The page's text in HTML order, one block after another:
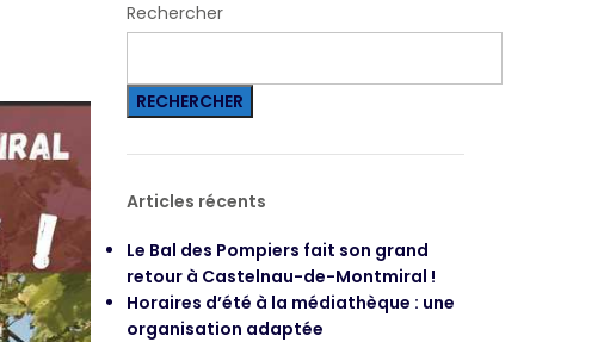
Rechercher
RECHERCHER
Articles récents
Le Bal des Pompiers fait son grand
retour à Castelnau-de-Montmiral !
Horaires d’été à la médiathèque : une
organisation adaptée